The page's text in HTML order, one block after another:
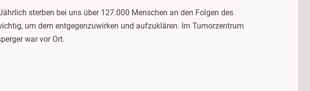
sterben bei uns über 127.000 Menschen an den Folgen des
um dem entgegenzuwirken und aufzuklären. Im Tumorzentrum
war vor Ort.